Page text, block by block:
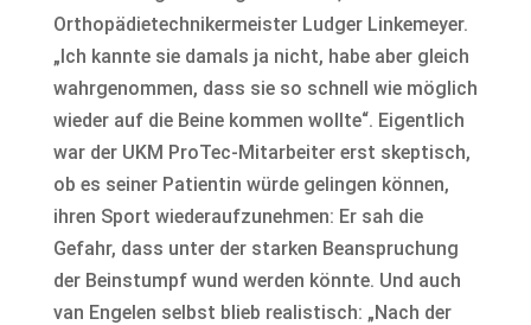
Orthopädietechnikermeister Ludger Linkemeyer.
„Ich kannte sie damals ja nicht, habe aber gleich
wahrgenommen, dass sie so schnell wie möglich
wieder auf die Beine kommen wollte“. Eigentlich
war der UKM ProTec-Mitarbeiter erst skeptisch,
ob es seiner Patientin würde gelingen können,
ihren Sport wiederaufzunehmen: Er sah die
Gefahr, dass unter der starken Beanspruchung
der Beinstumpf wund werden könnte. Und auch
van Engelen selbst blieb realistisch: „Nach der